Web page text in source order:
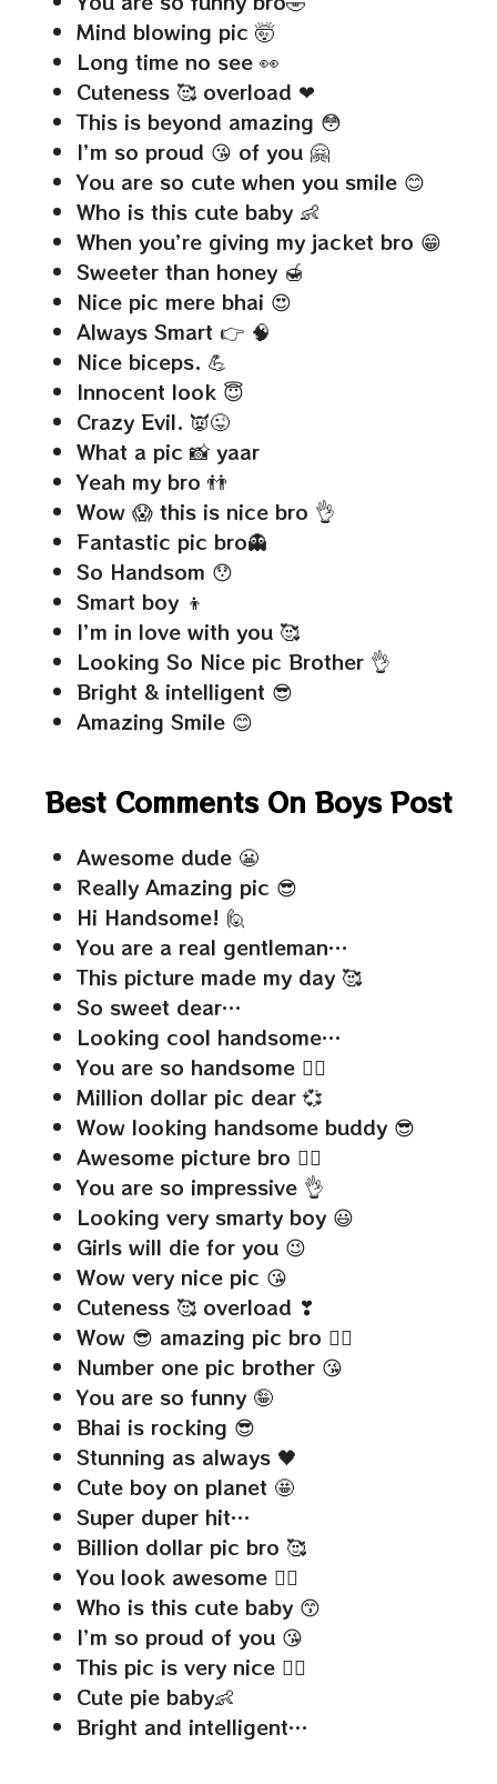
Mind blowing pic 🤯
Long time no see 👀
Cuteness 🥰 overload ❤
This is beyond amazing 😳
I’m so proud 😘 of you 🤗
You are so cute when you smile 😊
Who is this cute baby 👶
When you’re giving my jacket bro 😁
Sweeter than honey 🍯
Nice pic mere bhai 😍
Always Smart 👉 🧠
Nice biceps. 💪
Innocent look 😇
Crazy Evil. 👿😜
What a pic 📸 yaar
Yeah my bro 👬
Wow 😱 this is nice bro 👌
Fantastic pic bro👻
So Handsom 😯
Smart boy 👦
I’m in love with you 🥰
Looking So Nice pic Brother 👌
Bright & intelligent 😎
Amazing Smile 😊
Best Comments On Boys Post
Awesome dude 😬
Really Amazing pic 😎
Hi Handsome! 🙋
You are a real gentleman…
This picture made my day 🥰
So sweet dear…
Looking cool handsome…
You are so handsome 👍🏻
Million dollar pic dear 💞
Wow looking handsome buddy 😎
Awesome picture bro 👌🏻
You are so impressive 👌
Looking very smarty boy 😃
Girls will die for you 😉
Wow very nice pic 😘
Cuteness 🥰 overload ❣
Wow 😎 amazing pic bro 👌🏻
Number one pic brother 😘
You are so funny 🤪
Bhai is rocking 😎
Stunning as always 🖤
Cute boy on planet 🤩
Super duper hit…
Billion dollar pic bro 🥰
You look awesome 👌🏻
Who is this cute baby 😙
I’m so proud of you 😘
This pic is very nice 👌🏻
Cute pie baby👶
Bright and intelligent…